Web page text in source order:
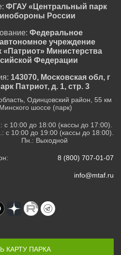
ФГАУ «Центральный парк
России
Федеральное
учреждение
Министерства
Федерации
143070, Московская обл, г
Патриот, д. 1, стр. 3
Одинцовский район, 55 км
Минского шоссе (парк)
с 10:00 до 18:00 (кассы до 17:00).
с 10:00 до 19:00 (кассы до 18:00).
Пн.: Выходной
8 (800) 707-01-07
info@mtaf.ru
КАРТУ ПАРКА